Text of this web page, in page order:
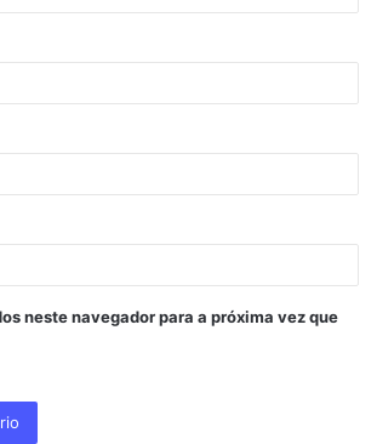
neste navegador para a próxima vez que